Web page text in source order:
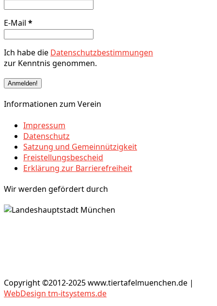
E-Mail *
Ich habe die Datenschutzbestimmungen
zur Kenntnis genommen.
Informationen zum Verein
Impressum
Datenschutz
Satzung und Gemeinnützigkeit
Freistellungsbescheid
Erklärung zur Barrierefreiheit
Wir werden gefördert durch
Copyright ©2012-2025 www.tiertafelmuenchen.de |
WebDesign tm-itsystems.de